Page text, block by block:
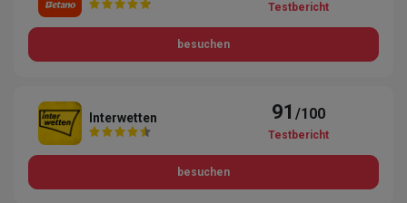
Testbericht
besuchen
Interwetten 91/100
Testbericht
besuchen